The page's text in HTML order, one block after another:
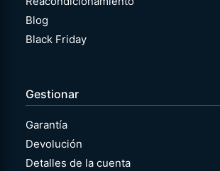
Blog
Black Friday
Gestionar
Garantía
Devolución
Detalles de la cuenta